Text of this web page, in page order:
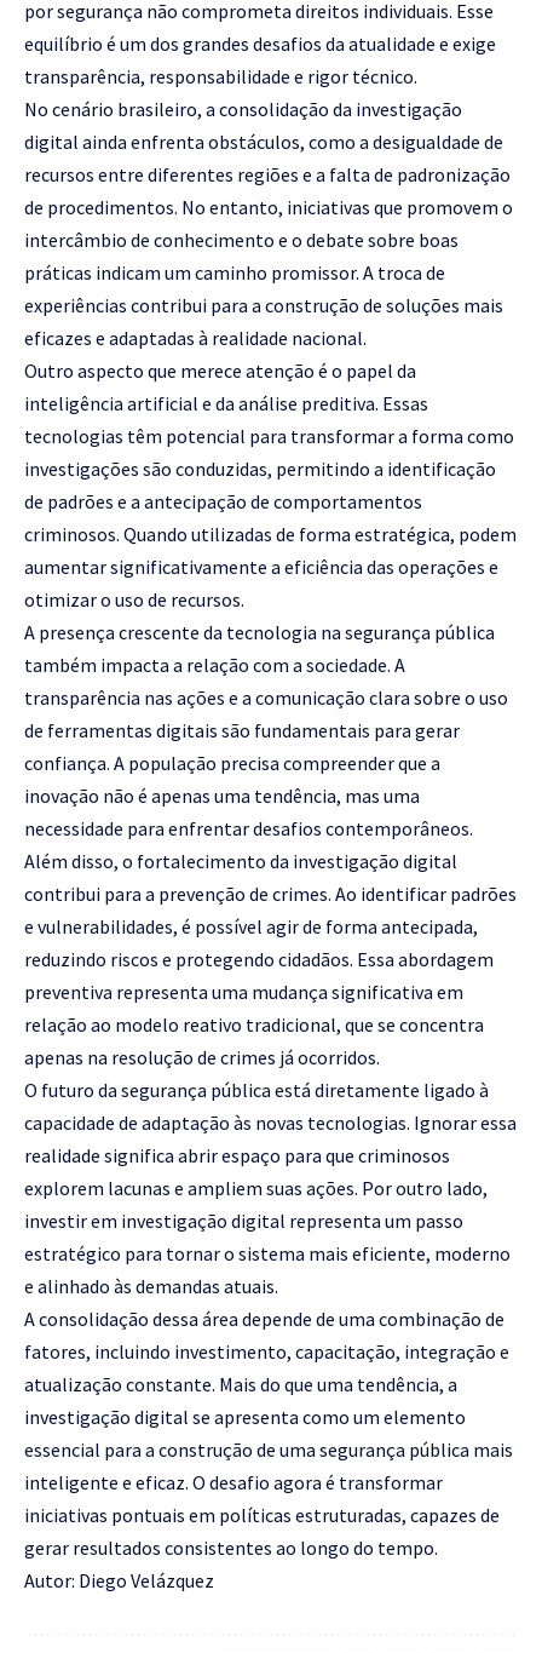
por segurança não comprometa direitos individuais. Esse
equilíbrio é um dos grandes desafios da atualidade e exige
transparência, responsabilidade e rigor técnico.
No cenário brasileiro, a consolidação da investigação
digital ainda enfrenta obstáculos, como a desigualdade de
recursos entre diferentes regiões e a falta de padronização
de procedimentos. No entanto, iniciativas que promovem o
intercâmbio de conhecimento e o debate sobre boas
práticas indicam um caminho promissor. A troca de
experiências contribui para a construção de soluções mais
eficazes e adaptadas à realidade nacional.
Outro aspecto que merece atenção é o papel da
inteligência artificial e da análise preditiva. Essas
tecnologias têm potencial para transformar a forma como
investigações são conduzidas, permitindo a identificação
de padrões e a antecipação de comportamentos
criminosos. Quando utilizadas de forma estratégica, podem
aumentar significativamente a eficiência das operações e
otimizar o uso de recursos.
A presença crescente da tecnologia na segurança pública
também impacta a relação com a sociedade. A
transparência nas ações e a comunicação clara sobre o uso
de ferramentas digitais são fundamentais para gerar
confiança. A população precisa compreender que a
inovação não é apenas uma tendência, mas uma
necessidade para enfrentar desafios contemporâneos.
Além disso, o fortalecimento da investigação digital
contribui para a prevenção de crimes. Ao identificar padrões
e vulnerabilidades, é possível agir de forma antecipada,
reduzindo riscos e protegendo cidadãos. Essa abordagem
preventiva representa uma mudança significativa em
relação ao modelo reativo tradicional, que se concentra
apenas na resolução de crimes já ocorridos.
O futuro da segurança pública está diretamente ligado à
capacidade de adaptação às novas tecnologias. Ignorar essa
realidade significa abrir espaço para que criminosos
explorem lacunas e ampliem suas ações. Por outro lado,
investir em investigação digital representa um passo
estratégico para tornar o sistema mais eficiente, moderno
e alinhado às demandas atuais.
A consolidação dessa área depende de uma combinação de
fatores, incluindo investimento, capacitação, integração e
atualização constante. Mais do que uma tendência, a
investigação digital se apresenta como um elemento
essencial para a construção de uma segurança pública mais
inteligente e eficaz. O desafio agora é transformar
iniciativas pontuais em políticas estruturadas, capazes de
gerar resultados consistentes ao longo do tempo.
Autor: Diego Velázquez